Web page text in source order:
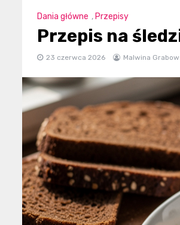
Dania główne , Przepisy
Przepis na
23 czerwca 2026 Malwina